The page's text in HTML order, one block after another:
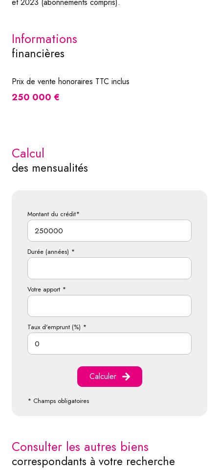
informations
financières
Prix de vente honoraires TTC inclus
250 000 €
calcul
des mensualités
Montant du crédit*
Durée (années) *
Votre apport *
Taux d'emprunt (%) *
Calculer
* Champs obligatoires
consulter les autres biens
correspondants à votre recherche